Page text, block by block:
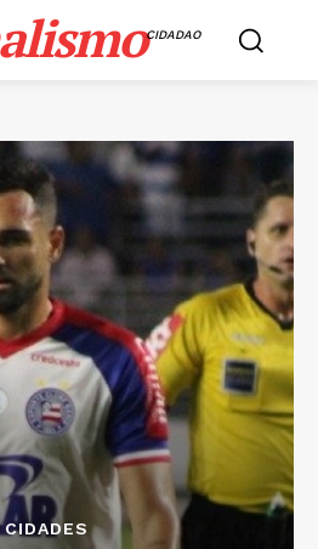
CIDADAO
CIDADES